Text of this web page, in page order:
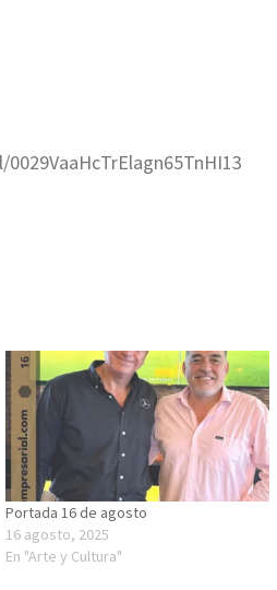
Portada 16 de agosto
16 agosto, 2025
En "Arte y Cultura"